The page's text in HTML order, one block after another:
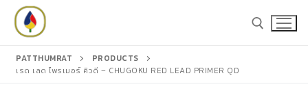
Skip
content
PATTHUMRAT
PRODUCTS
เรด เลด ไพรเมอร์ คิวดี – CHUGOKU RED LEAD PRIMER QD